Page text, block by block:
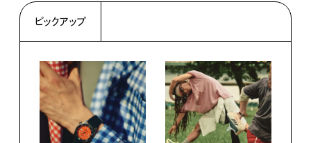
ピックアップ